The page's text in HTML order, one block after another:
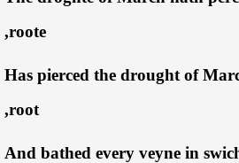
roote,
Has pierced the drought of
root,
And bathed every veyne in